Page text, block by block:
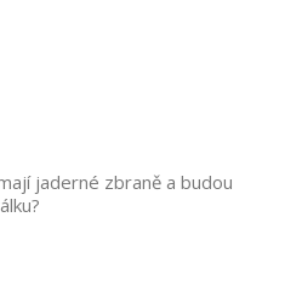
jaderné zbraně a budou